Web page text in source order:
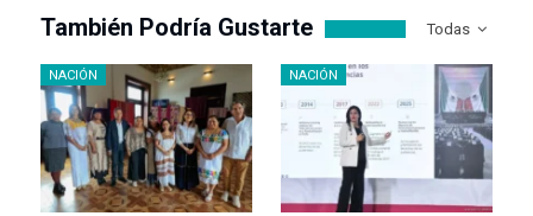
Todas
También Podría Gustarte
NACIÓN NACIÓN